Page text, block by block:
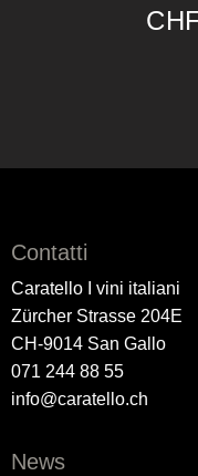
Contatti
Caratello I vini italiani
Zürcher Strasse 204E
CH-9014 San Gallo
071 244 88 55
info@caratello.ch
News